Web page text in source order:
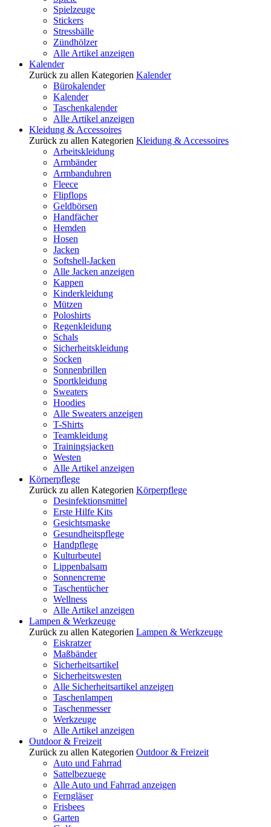
Spielzeuge
Stickers
Stressbälle
Zündhölzer
Alle Artikel anzeigen
Kalender
Zurück zu allen Kategorien Kalender
Bürokalender
Kalender
Taschenkalender
Alle Artikel anzeigen
Kleidung & Accessoires
Zurück zu allen Kategorien Kleidung & Accessoires
Arbeitskleidung
Armbänder
Armbanduhren
Fleece
Flipflops
Geldbörsen
Handfächer
Hemden
Hosen
Jacken
Softshell-Jacken
Alle Jacken anzeigen
Kappen
Kinderkleidung
Mützen
Poloshirts
Regenkleidung
Schals
Sicherheitskleidung
Socken
Sonnenbrillen
Sportkleidung
Sweaters
Hoodies
Alle Sweaters anzeigen
T-Shirts
Teamkleidung
Trainingsjacken
Westen
Alle Artikel anzeigen
Körperpflege
Zurück zu allen Kategorien Körperpflege
Desinfektionsmittel
Erste Hilfe Kits
Gesichtsmaske
Gesundheitspflege
Handpflege
Kulturbeutel
Lippenbalsam
Sonnencreme
Taschentücher
Wellness
Alle Artikel anzeigen
Lampen & Werkzeuge
Zurück zu allen Kategorien Lampen & Werkzeuge
Eiskratzer
Maßbänder
Sicherheitsartikel
Sicherheitswesten
Alle Sicherheitsartikel anzeigen
Taschenlampen
Taschenmesser
Werkzeuge
Alle Artikel anzeigen
Outdoor & Freizeit
Zurück zu allen Kategorien Outdoor & Freizeit
Auto und Fahrrad
Sattelbezuege
Alle Auto und Fahrrad anzeigen
Ferngläser
Frisbees
Garten